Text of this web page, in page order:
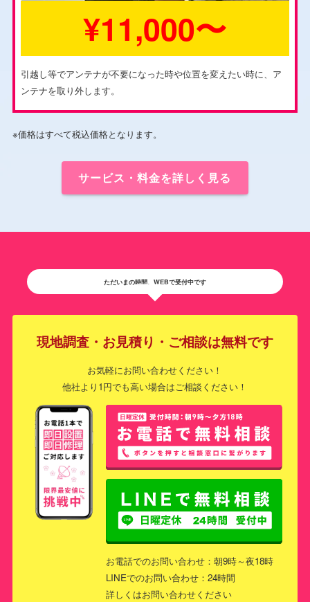
¥11,000〜
引越し等でアンテナが不要になった時や位置を変えたい時に、ア
ンテナを取り外します。
※価格はすべて税込価格となります。
サービス・料金を詳しく見る
ただいまの時間、WEBで受付中です
現地調査・お見積り・ご相談は無料です
お気軽にお問い合わせください！
他社より1円でも高い場合はご相談ください！
お電話でのお問い合わせ：朝9時～夜18時
LINEでのお問い合わせ：24時間
詳しくはお問い合わせください